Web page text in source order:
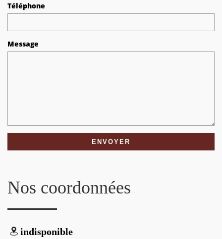
Téléphone
Message
Nos coordonnées
indisponible